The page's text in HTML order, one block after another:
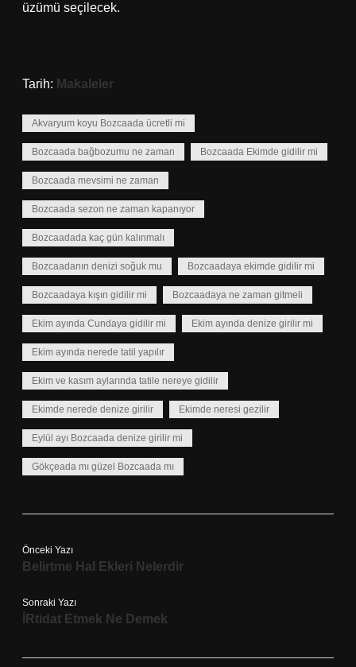
üzümü seçilecek.
Tarih: Makaleler
Akvaryum koyu Bozcaada ücretli mi
Bozcaada bağbozumu ne zaman Bozcaada Ekimde gidilir mi
Bozcaada mevsimi ne zaman
Bozcaada sezon ne zaman kapanıyor
Bozcaadada kaç gün kalınmalı
Bozcaadanın denizi soğuk mu Bozcaadaya ekimde gidilir mi
Bozcaadaya kışın gidilir mi Bozcaadaya ne zaman gitmeli
Ekim ayında Cundaya gidilir mi Ekim ayında denize girilir mi
Ekim ayında nerede tatil yapılır
Ekim ve kasım aylarında tatile nereye gidilir
Ekimde nerede denize girilir Ekimde neresi gezilir
Eylül ayı Bozcaada denize girilir mi
Gökçeada mı güzel Bozcaada mı
Önceki Yazı
Belirtme Hal Ekleri Nelerdir
Sonraki Yazı
İRtidat Etmek Ne Demek